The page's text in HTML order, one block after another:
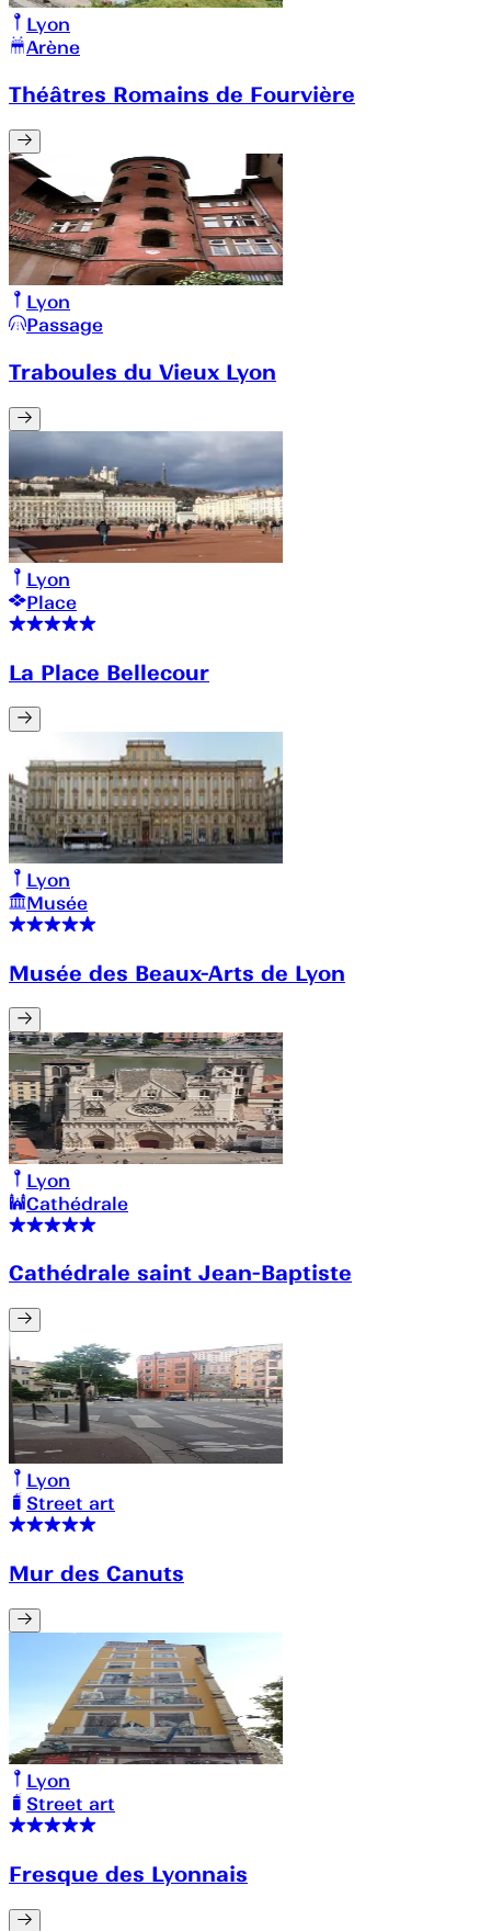
Lyon
Arène
Théâtres Romains de Fourvière
Lyon
Passage
Traboules du Vieux Lyon
Lyon
Place
La Place Bellecour
Lyon
Musée
Musée des Beaux-Arts de Lyon
Lyon
Cathédrale
Cathédrale saint Jean-Baptiste
Lyon
Street art
Mur des Canuts
Lyon
Street art
Fresque des Lyonnais